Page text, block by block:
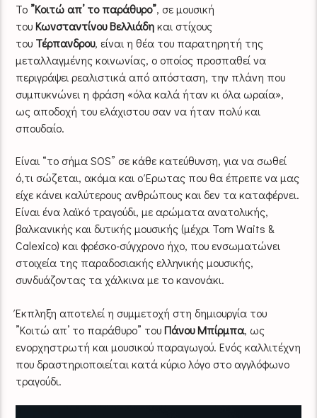
Το ”Κοιτώ απ’ το παράθυρο”, σε μουσική
τουΚωνσταντίνου Βελλιάδηκαι στίχους
του Τέρπανδρου, είναι η θέα του παρατηρητή της
μεταλλαγμένης κοινωνίας, ο οποίος προσπαθεί να
περιγράψει ρεαλιστικά από απόσταση, την πλάνη που
συμπυκνώνει η φράση «όλα καλά ήταν κι όλα ωραία»,
ως αποδοχή του ελάχιστου σαν να ήταν πολύ και
σπουδαίο.
Είναι “το σήμα SOS” σε κάθε κατεύθυνση, για να σωθεί
ό,τι σώζεται, ακόμα και ο Έρωτας που θα έπρεπε να μας
είχε κάνει καλύτερους ανθρώπους και δεν τα καταφέρνει.
Είναι ένα λαϊκό τραγούδι, με αρώματα ανατολικής,
βαλκανικής και δυτικής μουσικής (μέχρι Tom Waits &
Calexico) και φρέσκο-σύγχρονο ήχο, που ενσωματώνει
στοιχεία της παραδοσιακής ελληνικής μουσικής,
συνδυάζοντας τα χάλκινα με το κανονάκι.
Έκπληξη αποτελεί η συμμετοχή στη δημιουργία του
”Κοιτώ απ’ το παράθυρο” τουΠάνου Μπίρμπα, ως
ενορχηστρωτή και μουσικού παραγωγού. Ενός καλλιτέχνη
που δραστηριοποιείται κατά κύριο λόγο στο αγγλόφωνο
τραγούδι.